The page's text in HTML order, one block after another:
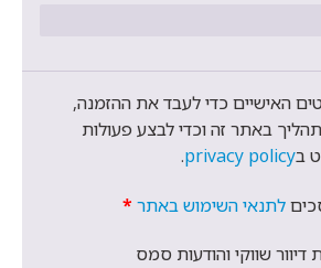
האישיים כדי לעבד את ההזמנה,
באתר זה וכדי לבצע פעולות
בprivacy policy
.
לתנאי השימוש באתר *
שווקי והודעות סמס